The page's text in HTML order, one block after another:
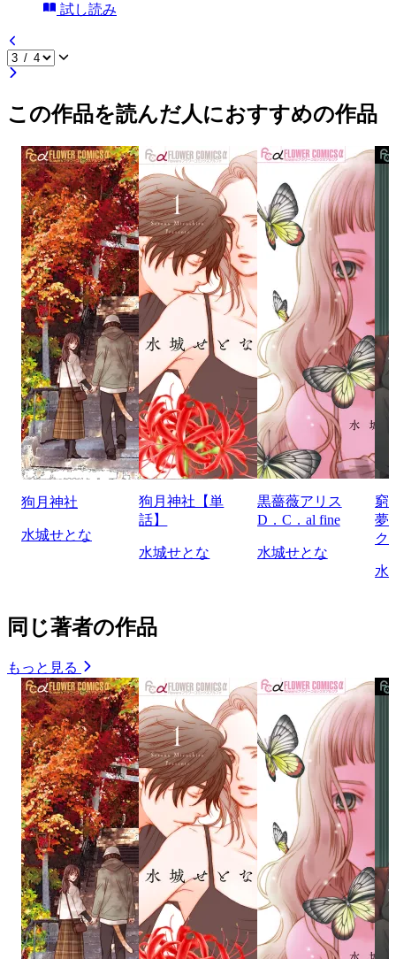
試し読み
この作品を読んだ人におすすめの作品
狗月神社
水城せとな
狗月神社【単
話】
水城せとな
黒薔薇アリス
D．C．al fine
水城せとな
窮
夢
ク
水
同じ著者の作品
もっと見る